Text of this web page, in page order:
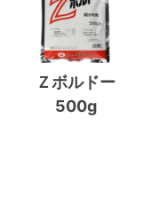
Ｚボルドー
500g